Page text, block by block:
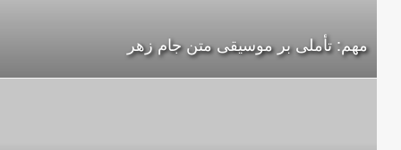
مهم: تأملی بر موسیقی متن جام زهر